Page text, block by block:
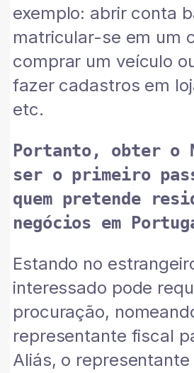
exemplo: abrir conta
matricular-se em um
comprar um veículo
fazer cadastros em
etc.
Portanto, obter o
ser o primeiro
quem pretende
negócios em
Estando no
interessado pode
procuração,
representante fiscal
Aliás, o